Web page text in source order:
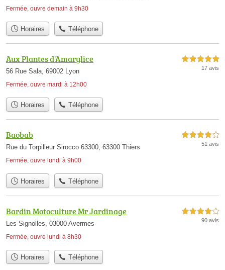
Fermée, ouvre demain à 9h30
Horaires Téléphone
Aux Plantes d'Amarylice
56 Rue Sala, 69002 Lyon
Fermée, ouvre mardi à 12h00
5,0 étoiles sur 5
17 avis
Horaires Téléphone
Baobab
Rue du Torpilleur Sirocco 63300, 63300 Thiers
Fermée, ouvre lundi à 9h00
4,0 étoiles sur 5
51 avis
Horaires Téléphone
Bardin Motoculture Mr Jardinage
Les Signolles, 03000 Avermes
Fermée, ouvre lundi à 8h30
4,0 étoiles sur 5
90 avis
Horaires Téléphone